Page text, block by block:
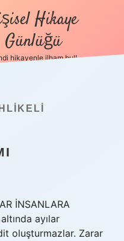
Hikaye
Günlüğü
hikayenle ilham bul!
İNSANLARA
ayılar
oluşturmazlar. Zarar